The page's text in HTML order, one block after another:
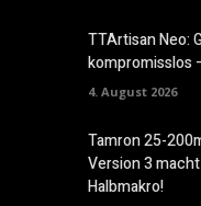
TTArtisan Neo:
kompromisslos
4. August 2026
Tamron 25-
Version 3
Halbmakro!